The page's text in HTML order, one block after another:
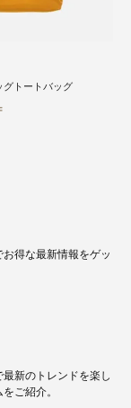
グトートバッグ
お得な最新情報をゲッ
最新のトレンドを楽し
ご紹介。